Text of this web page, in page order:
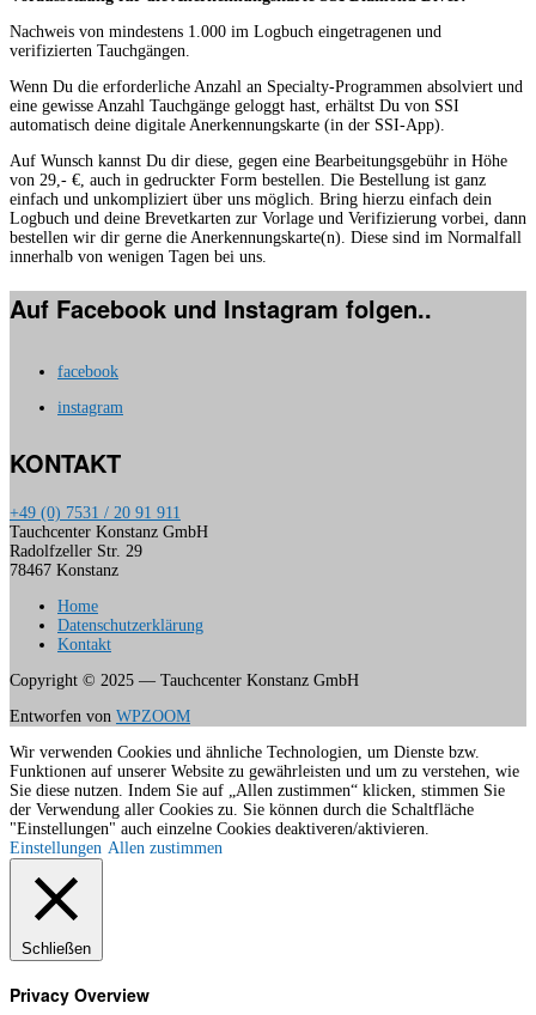
Nachweis von mindestens 1.000 im Logbuch eingetragenen und
verifizierten Tauchgängen.
Wenn Du die erforderliche Anzahl an Specialty-Programmen absolviert und
eine gewisse Anzahl Tauchgänge geloggt hast, erhältst Du von SSI
automatisch deine digitale Anerkennungskarte (in der SSI-App).
Auf Wunsch kannst Du dir diese, gegen eine Bearbeitungsgebühr in Höhe
von 29,- €, auch in gedruckter Form bestellen. Die Bestellung ist ganz
einfach und unkompliziert über uns möglich. Bring hierzu einfach dein
Logbuch und deine Brevetkarten zur Vorlage und Verifizierung vorbei, dann
bestellen wir dir gerne die Anerkennungskarte(n). Diese sind im Normalfall
innerhalb von wenigen Tagen bei uns.
Auf Facebook und Instagram folgen..
facebook
instagram
KONTAKT
+49 (0) 7531 / 20 91 911
Tauchcenter Konstanz GmbH
Radolfzeller Str. 29
78467 Konstanz
Home
Datenschutzerklärung
Kontakt
Copyright © 2025 — Tauchcenter Konstanz GmbH
Entworfen von WPZOOM
Wir verwenden Cookies und ähnliche Technologien, um Dienste bzw.
Funktionen auf unserer Website zu gewährleisten und um zu verstehen, wie
Sie diese nutzen. Indem Sie auf „Allen zustimmen“ klicken, stimmen Sie
der Verwendung aller Cookies zu. Sie können durch die Schaltfläche
"Einstellungen" auch einzelne Cookies deaktiveren/aktivieren.
Einstellungen Allen zustimmen
Schließen
Privacy Overview